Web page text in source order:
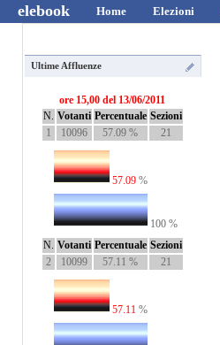
elebook Home Elezioni
Ultime Affluenze
ore 15,00 del 13/06/2011
N. Votanti Percentuale Sezioni
1
10096 57.09 % 21
57.09 %
100 %
N. Votanti Percentuale Sezioni
2
10099 57.11 % 21
57.11 %